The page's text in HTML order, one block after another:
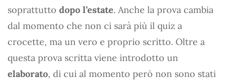
soprattutto dopo l’estate. Anche la prova cambia
dal momento che non ci sarà più il quiz a
crocette, ma un vero e proprio scritto. Oltre a
questa prova scritta viene introdotto un
elaborato, di cui al momento però non sono stati